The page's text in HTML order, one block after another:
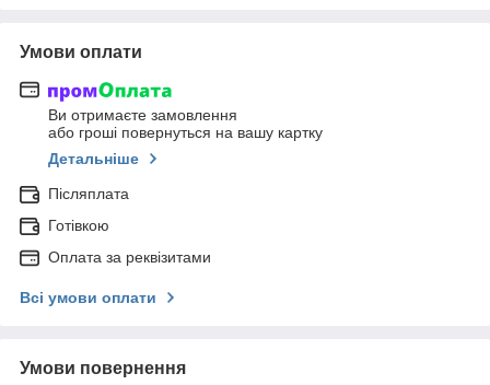
Умови оплати
Ви отримаєте замовлення
або гроші повернуться на вашу картку
Детальніше
Післяплата
Готівкою
Оплата за реквізитами
Всі умови оплати
Умови повернення